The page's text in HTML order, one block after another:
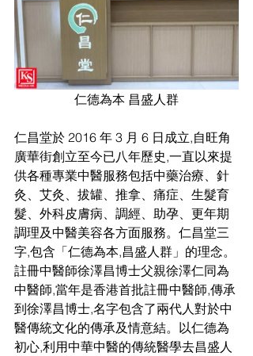
仁德為本 昌盛人群
仁昌堂於 2016 年 3 月 6 日成立,自旺角
廣華街創立至今已八年歷史,一直以來提
供各種專業中醫服務包括中藥治療、針
灸、艾灸、拔罐、推拿、痛症、生髮育
髮、外科皮膚病、調經、助孕、更年期
調理及中醫美容各方面服務。仁昌堂三
字,包含「仁德為本,昌盛人群」的理念。
註冊中醫師徐澤昌博士父親徐澤仁同為
中醫師,當年是香港首批註冊中醫師,傳承
到徐澤昌博士,名字包含了兩代人對於中
醫傳統文化的傳承及情意結。以仁德為
初心,利用中華中醫的傳統醫學去昌盛人